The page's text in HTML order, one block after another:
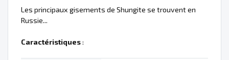
Les principaux gisements de Shungite se trouvent en
Russie...
Caractéristiques: